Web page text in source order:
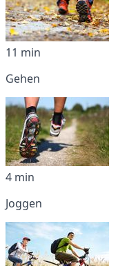
11 min
Gehen
4 min
Joggen